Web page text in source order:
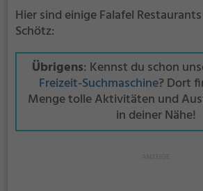
Hier sind einige Falafel
Schötz:
Übrigens: Kennst du schon
Freizeit-Suchmaschine? Dort
Menge tolle Aktivitäten und
in deiner Nähe!